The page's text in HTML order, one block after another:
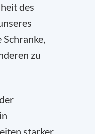
des
zu
starker